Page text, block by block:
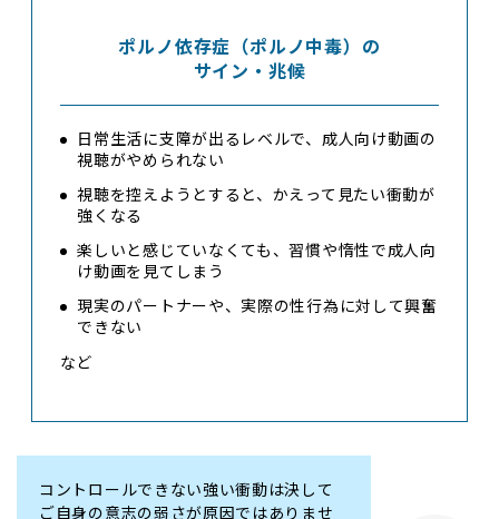
ポルノ依存症（ポルノ中毒）の
サイン・兆候
日常生活に支障が出るレベルで、成人向け動画の
視聴がやめられない
視聴を控えようとすると、かえって見たい衝動が
強くなる
楽しいと感じていなくても、習慣や惰性で成人向
け動画を見てしまう
現実のパートナーや、実際の性行為に対して興奮
できない
など
コントロールできない強い衝動は決して
ご自身の意志の弱さが原因ではありませ